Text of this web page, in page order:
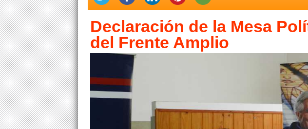
Declaración de la Mesa
del Frente Amplio